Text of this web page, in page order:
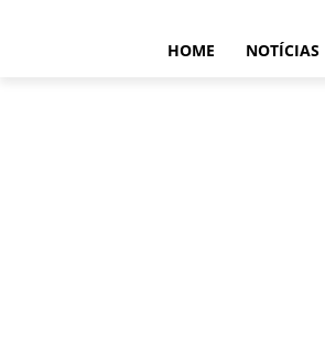
HOME NOTÍCIAS